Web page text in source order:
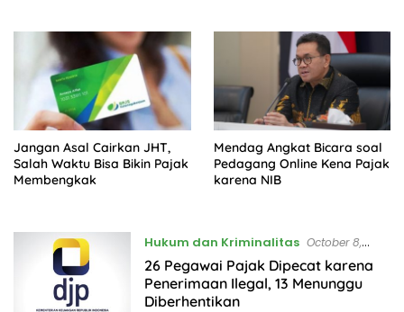
Jangan Asal Cairkan JHT,
Salah Waktu Bisa Bikin Pajak
Membengkak
Mendag Angkat Bicara soal
Pedagang Online Kena Pajak
karena NIB
Hukum dan Kriminalitas October 8,
2025
26 Pegawai Pajak Dipecat karena
Penerimaan Ilegal, 13 Menunggu
Diberhentikan